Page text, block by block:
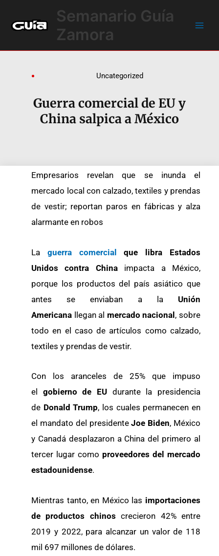
contenido
Semanario Guía
Zamora
Uncategorized
Guerra comercial de EU y
China salpica a México
Empresarios revelan que se inunda el
mercado local con calzado, textiles y prendas
de vestir; reportan paros en fábricas y alza
alarmante en robos
La guerra comercial que libra Estados
Unidos contra Chinaimpacta a México,
porque los productos del país asiático que
antes se enviaban a la Unión
Americana llegan al mercado nacional, sobre
todo en el caso de artículos como calzado,
textiles y prendas de vestir.
Con los aranceles de 25% que impuso
el gobierno de EU durante la presidencia
de Donald Trump, los cuales permanecen en
el mandato del presidenteJoe Biden, México
y Canadá desplazaron a China del primero al
tercer lugar como proveedores del mercado
estadounidense.
Mientras tanto, en México las importaciones
de productos chinos crecieron 42% entre
2019 y 2022, para alcanzar un valor de 118
mil 697 millones de dólares.